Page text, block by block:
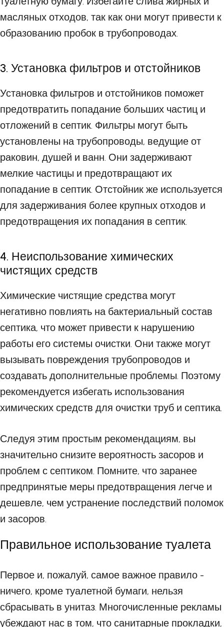
масляных отходов, так как они могут привести к
образованию пробок в трубопроводах.
3. Установка фильтров и отстойников
Установка фильтров и отстойников поможет
предотвратить попадание больших частиц и
отложений в септик. Фильтры могут быть
установлены на трубопроводы, ведущие от
раковин, душей и ванн. Они задерживают
мелкие частицы и предотвращают их
попадание в септик. Отстойник же используется
для задерживания более крупных отходов и
предотвращения их попадания в септик.
4. Неиспользование химических
чистящих средств
Химические чистящие средства могут
негативно повлиять на бактериальный состав
септика, что может привести к нарушению
работы его системы очистки. Они также могут
вызывать повреждения трубопроводов и
создавать дополнительные проблемы. Поэтому
рекомендуется избегать использования
химических средств для очистки труб и септика.
Следуя этим простым рекомендациям, вы
значительно снизите вероятность засоров и
проблем с септиком. Помните, что заранее
предпринятые меры предотвращения легче и
дешевле, чем устранение последствий поломок
и засоров.
Правильное использование туалета
Первое и, пожалуй, самое важное правило -
ничего, кроме туалетной бумаги, нельзя
сбрасывать в унитаз. Многочисленные рекламы
убеждают нас в том, что санитарные прокладки,